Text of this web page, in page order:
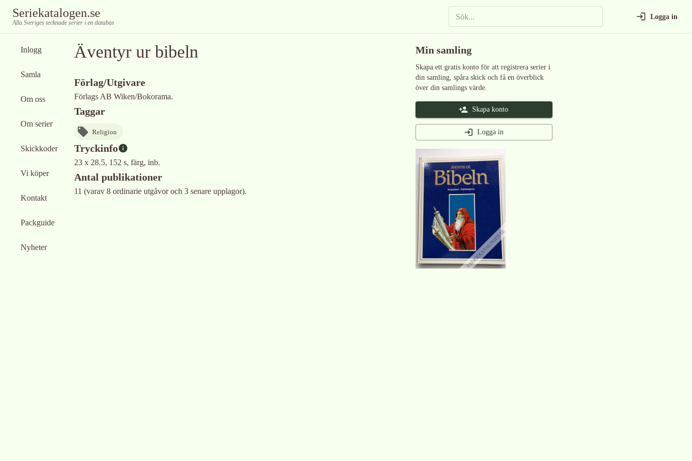
Seriekatalogen.se
Alla Sveriges tecknade serier i en databas
Logga in
Inlogg
Samla
Om oss
Om serier
Skickkoder
Vi köper
Kontakt
Packguide
Nyheter
Äventyr ur bibeln
Förlag/Utgivare
Förlags AB Wiken/Bokorama.
Taggar
Religion
Tryckinfo
23 x 28.5, 152 s, färg, inb.
Antal publikationer
11 (varav 8 ordinarie utgåvor och 3 senare upplagor).
Min samling
Skapa ett gratis konto för att registrera serier i
din samling, spåra skick och få en överblick
över din samlings värde.
Skapa konto
Logga in